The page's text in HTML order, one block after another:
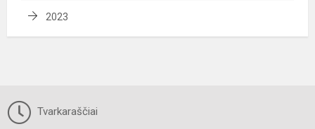
2023
Tvarkaraščiai